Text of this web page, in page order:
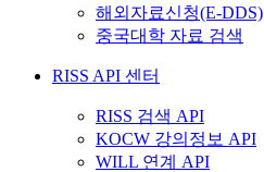
해외자료신청(E-DDS)
중국대학 자료 검색
RISS API 센터
RISS 검색 API
KOCW 강의정보 API
WILL 연계 API